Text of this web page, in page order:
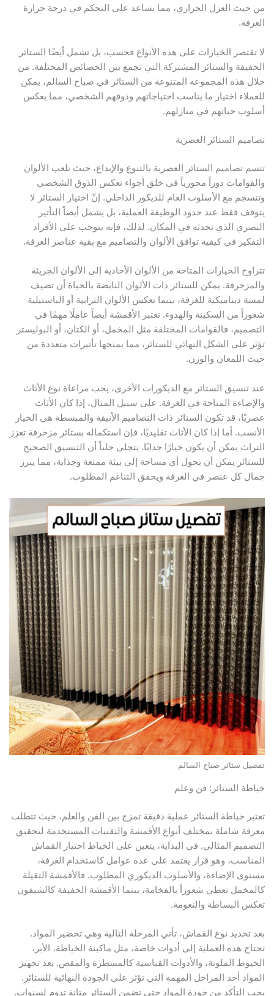
حيث العزل الحراري، مما يساعد على التحكم في درجة حرارة
تقتصر الخيارات على هذه الأنواع فحسب، بل تشمل أيضًا الستائر
والستائر المشتركة التي تجمع بين الخصائص المختلفة. من
هذه المجموعة المتنوعة من الستائر في صباح السالم، يمكن
اختيار ما يناسب احتياجاتهم وذوقهم الشخصي، مما يعكس
حياتهم في منازلهم.
الستائر العصرية
تصاميم الستائر العصرية بالتنوع والإبداع، حيث تلعب الألوان
دوراً محورياً في خلق أجواء تعكس الذوق الشخصي
مع الأسلوب العام للديكور الداخلي. إنّ اختيار الستائر لا
فقط عند حدود الوظيفة العملية، بل يشمل أيضاً التأثير
الذي تحدثه في المكان. لذلك، فإنه يتوجب على الأفراد
في كيفية توافق الألوان والتصاميم مع بقية عناصر الغرفة.
الخيارات المتاحة من الألوان الأحادية إلى الألوان الجريئة
يمكن للستائر ذات الألوان النابضة بالحياة أن تضيف
ديناميكية للغرفة، بينما تعكس الألوان الترابية أو الباستيلية
من السكينة والهدوء. تعتبر الأقمشة أيضاً عاملًا مهمًا في
فالقوامات المختلفة مثل المخمل، أو الكتان، أو البوليستر
على الشكل النهائي للستائر، مما يمنحها تأثيرات متعددة من
اللمعان والوزن.
تنسيق الستائر مع الديكورات الأخرى، يجب مراعاة نوع الأثاث
المتاحة في الغرفة. على سبيل المثال، إذا كان الأثاث
قد تكون الستائر ذات التصاميم الأنيقة والمبسطة هي الخيار
أما إذا كان الأثاث تقليديًا، فإن استكماله بستائر مزخرفة تعزز
يمكن أن يكون خيارًا جذابًا. يتجلى جلياً أن التنسيق الصحيح
يمكن أن يحول أي مساحة إلى بيئة ممتعة وجذابة، مما يبرز
كل عنصر في الغرفة ويحقق التناغم المطلوب.
ستائر صباح السالم
الستائر: فن وعلم
خياطة الستائر عملية دقيقة تمزج بين الفن والعلم، حيث تتطلب
شاملة بمختلف أنواع الأقمشة والتقنيات المستخدمة لتحقيق
المثالي. في البداية، يتعين على الخياط اختيار القماش
وهو قرار يعتمد على عدة عوامل كاستخدام الغرفة،
الإضاءة، والأسلوب الديكوري المطلوب. فالأقمشة الثقيلة
تعطي شعوراً بالفخامة، بينما الأقمشة الخفيفة كالشيفون
البساطة والنعومة.
تحديد نوع القماش، تأتي المرحلة التالية وهي تحضير المواد.
هذه العملية إلى أدوات خاصة، مثل ماكينة الخياطة، الأبر،
الملونة، والأدوات القياسية كالمسطرة والمقص. يعد تجهيز
أحد المراحل المهمة التي تؤثر على الجودة النهائية للستائر.
التأكد من جودة المواد حتى تضمن الستائر متانة تدوم لسنوات.